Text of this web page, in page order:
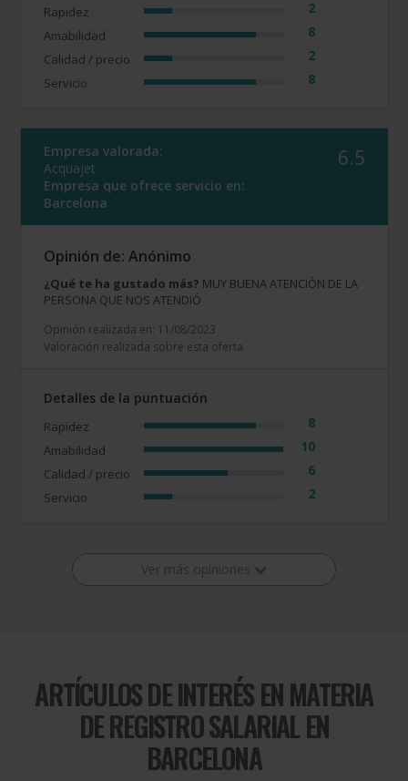
Rapidez 2
Amabilidad 8
Calidad / precio 2
Servicio 8
Empresa valorada:
Acquajet
Empresa que ofrece servicio en:
Barcelona
6.5
Opinión de: Anónimo
¿Qué te ha gustado más? MUY BUENA ATENCIÓN DE LA
PERSONA QUE NOS ATENDIÓ
Opinión realizada en: 11/08/2023
Valoración realizada sobre esta oferta
Detalles de la puntuación
Rapidez 8
Amabilidad 10
Calidad / precio 6
Servicio 2
Ver más opiniones
ARTÍCULOS DE INTERÉS EN MATERIA
DEREGISTRO SALARIAL EN
BARCELONA